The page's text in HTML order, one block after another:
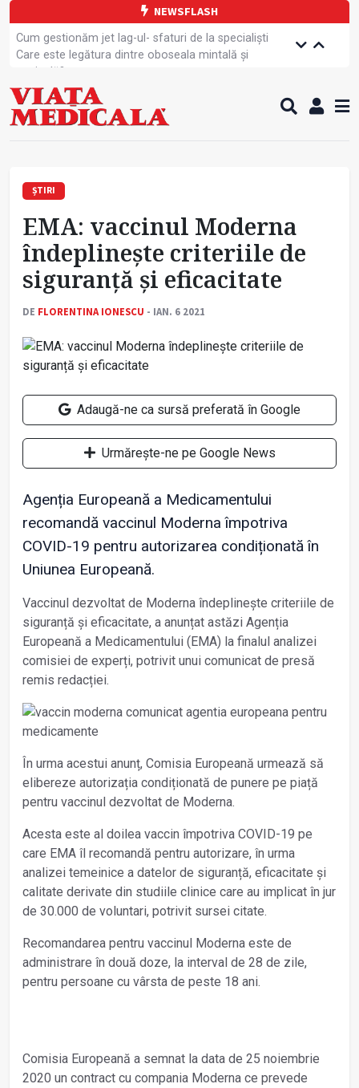
NEWSFLASH
Cum gestionăm jet lag-ul- sfaturi de la specialiști
Care este legătura dintre oboseala mintală și
caniculă?
Campanie de prevenție dedicată sportivelor
Un nou studiu pentru testarea unui vaccin împotriva
tulpinei Bundibugyo a virusului Ebola
sănătate
Demersuri pentru acces transfrontalier la date
Contractul cadru ar putea fi modificat
Comercializarea unor medicamente, blocată
temporar
ȘTIRI
EMA: vaccinul Moderna
îndeplinește criteriile de
siguranță și eficacitate
DE FLORENTINA IONESCU - IAN. 6 2021
Adaugă-ne ca sursă preferată în Google
Urmărește-ne pe Google News
Agenția Europeană a Medicamentului
recomandă vaccinul Moderna împotriva
COVID-19 pentru autorizarea condiționată în
Uniunea Europeană.
Vaccinul dezvoltat de Moderna îndeplinește criteriile de
siguranță și eficacitate, a anunțat astăzi Agenția
Europeană a Medicamentului (EMA) la finalul analizei
comisiei de experți, potrivit unui comunicat de presă
remis redacției.
În urma acestui anunț, Comisia Europeană urmează să
elibereze autorizația condiționată de punere pe piață
pentru vaccinul dezvoltat de Moderna.
Acesta este al doilea vaccin împotriva COVID-19 pe
care EMA îl recomandă pentru autorizare, în urma
analizei temeinice a datelor de siguranță, eficacitate și
calitate derivate din studiile clinice care au implicat în jur
de 30.000 de voluntari, potrivit sursei citate.
Recomandarea pentru vaccinul Moderna este de
administrare în două doze, la interval de 28 de zile,
pentru persoane cu vârsta de peste 18 ani.
Comisia Europeană a semnat la data de 25 noiembrie
2020 un contract cu compania Moderna ce prevede